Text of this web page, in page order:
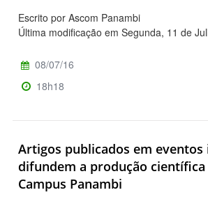
Escrito por Ascom Panambi
Última modificação em Segunda, 11 de
08/07/16
18h18
Artigos publicados em
difundem a produção
Campus Panambi